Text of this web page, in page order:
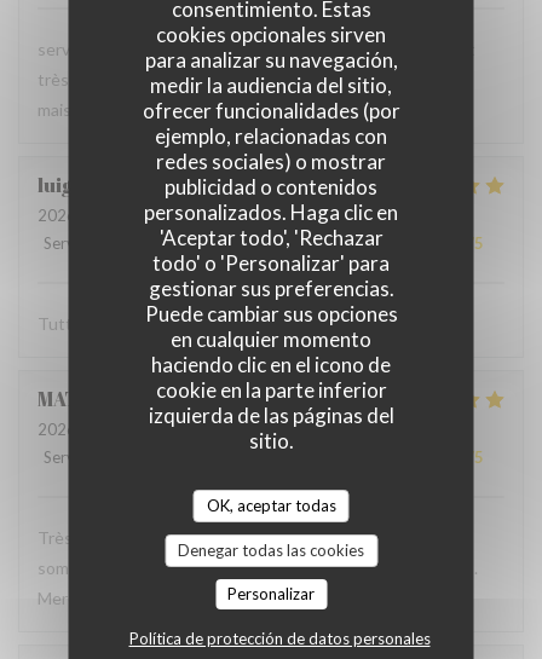
consentimiento. Estas
cookies opcionales sirven
para analizar su navegación,
medir la audiencia del sitio,
ofrecer funcionalidades (por
ejemplo, relacionadas con
redes sociales) o mostrar
publicidad o contenidos
personalizados. Haga clic en
'Aceptar todo', 'Rechazar
todo' o 'Personalizar' para
gestionar sus preferencias.
Puede cambiar sus opciones
en cualquier momento
haciendo clic en el icono de
cookie en la parte inferior
izquierda de las páginas del
sitio.
OK, aceptar todas
Denegar todas las cookies
Personalizar
Política de protección de datos personales
serveur très agréable, les plats sont bien servis et surtout
très bons. Mention spéciale pour la mousse au chocolat
maison !
luigi
2026-06-07
- 14:30 - Invitados 2
Servicio
Ambiente: 5/5 Menú 5/5 Calidad / Precio /5
Tutto molto buono. Carbonade buonissima
MATHIEU
2026-06-07
- 19:00 - Invitados 2
Servicio
/5
Très bonne soirée dans cet établissement où nous nous
sommes régalés avec des plats authentiques de Bruxelles.
Merci à l'accueil ainsi qu'au service sans fausse note